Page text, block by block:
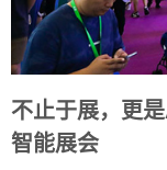
不止于展，更
智能展会